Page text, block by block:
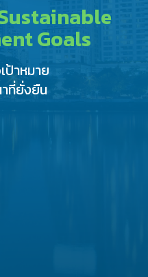
Goals
ป้าหมาย
ที่ยั่งยืน